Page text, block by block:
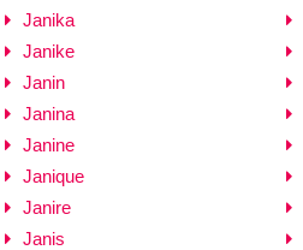
Janika
Janike
Janin
Janina
Janine
Janique
Janire
Janis